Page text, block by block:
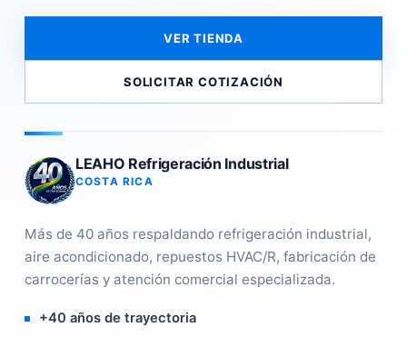
VER TIENDA
SOLICITAR COTIZACIÓN
LEAHO Refrigeración Industrial
COSTA RICA
Más de 40 años respaldando refrigeración industrial,
aire acondicionado, repuestos HVAC/R, fabricación de
carrocerías y atención comercial especializada.
+40 años de trayectoria